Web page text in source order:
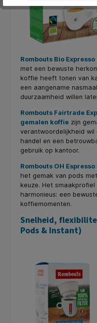
Rombouts Bio Expresso
met een bewuste
koffie heeft tonen van
een aangename
duurzaamheid willen
Rombouts Fairtrade
gemalen koffie zijn
verantwoordelijkheid wil
handel en een
gebruik op kantoor.
Rombouts OH
het gemak van pods
keuze. Het
harmonieus: een
koffiemomenten.
Snelheid,
Pods & Instant)